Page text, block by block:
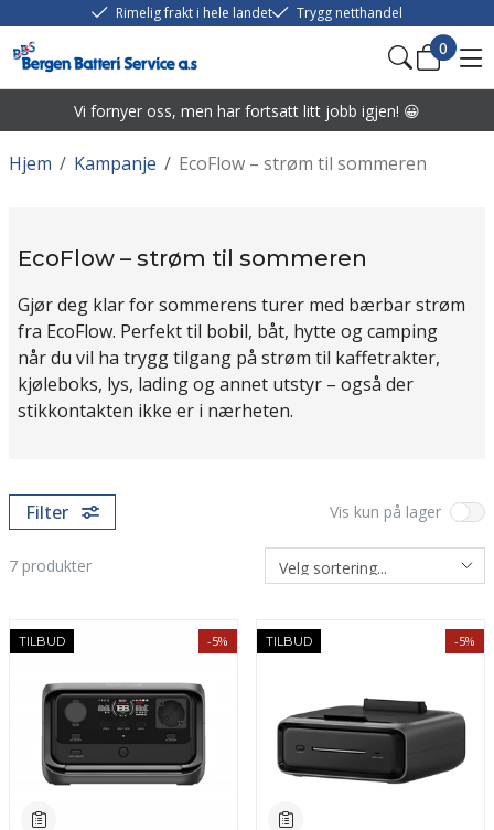
Rimelig frakt i hele landet Trygg netthandel
0
Vi fornyer oss, men har fortsatt litt jobb igjen! 😀
/
Hjem /
Kampanje EcoFlow – strøm til sommeren
EcoFlow – strøm til sommeren
Gjør deg klar for sommerens turer med bærbar strøm
fra EcoFlow. Perfekt til bobil, båt, hytte og camping
når du vil ha trygg tilgang på strøm til kaffetrakter,
kjøleboks, lys, lading og annet utstyr – også der
stikkontakten ikke er i nærheten.
Filter Vis kun på lager
7 produkter
TILBUD -5% TILBUD -5%